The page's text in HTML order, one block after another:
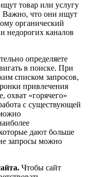
товар или услугу
Важно, что они ищут
органический
недорогих каналов
определяете
в поиске. При
списком запросов,
привлечения
охват «горячего»
с существующей
дают больше
запросы можно
Чтобы сайт